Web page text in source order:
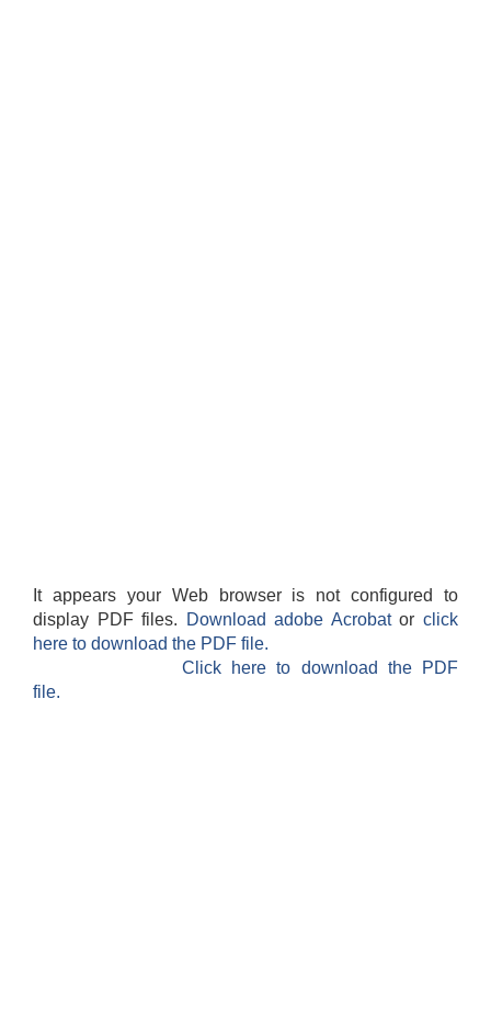
It appears your Web browser is not configured to
display PDF files.
Download adobe Acrobatorclick
here to download the PDF file.
Click here to download the PDF
file.